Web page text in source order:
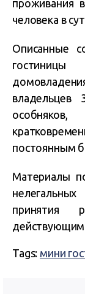
проживания
человека в
Описанные
постоянным
Материалы
принятия
действующим
Tags: мини